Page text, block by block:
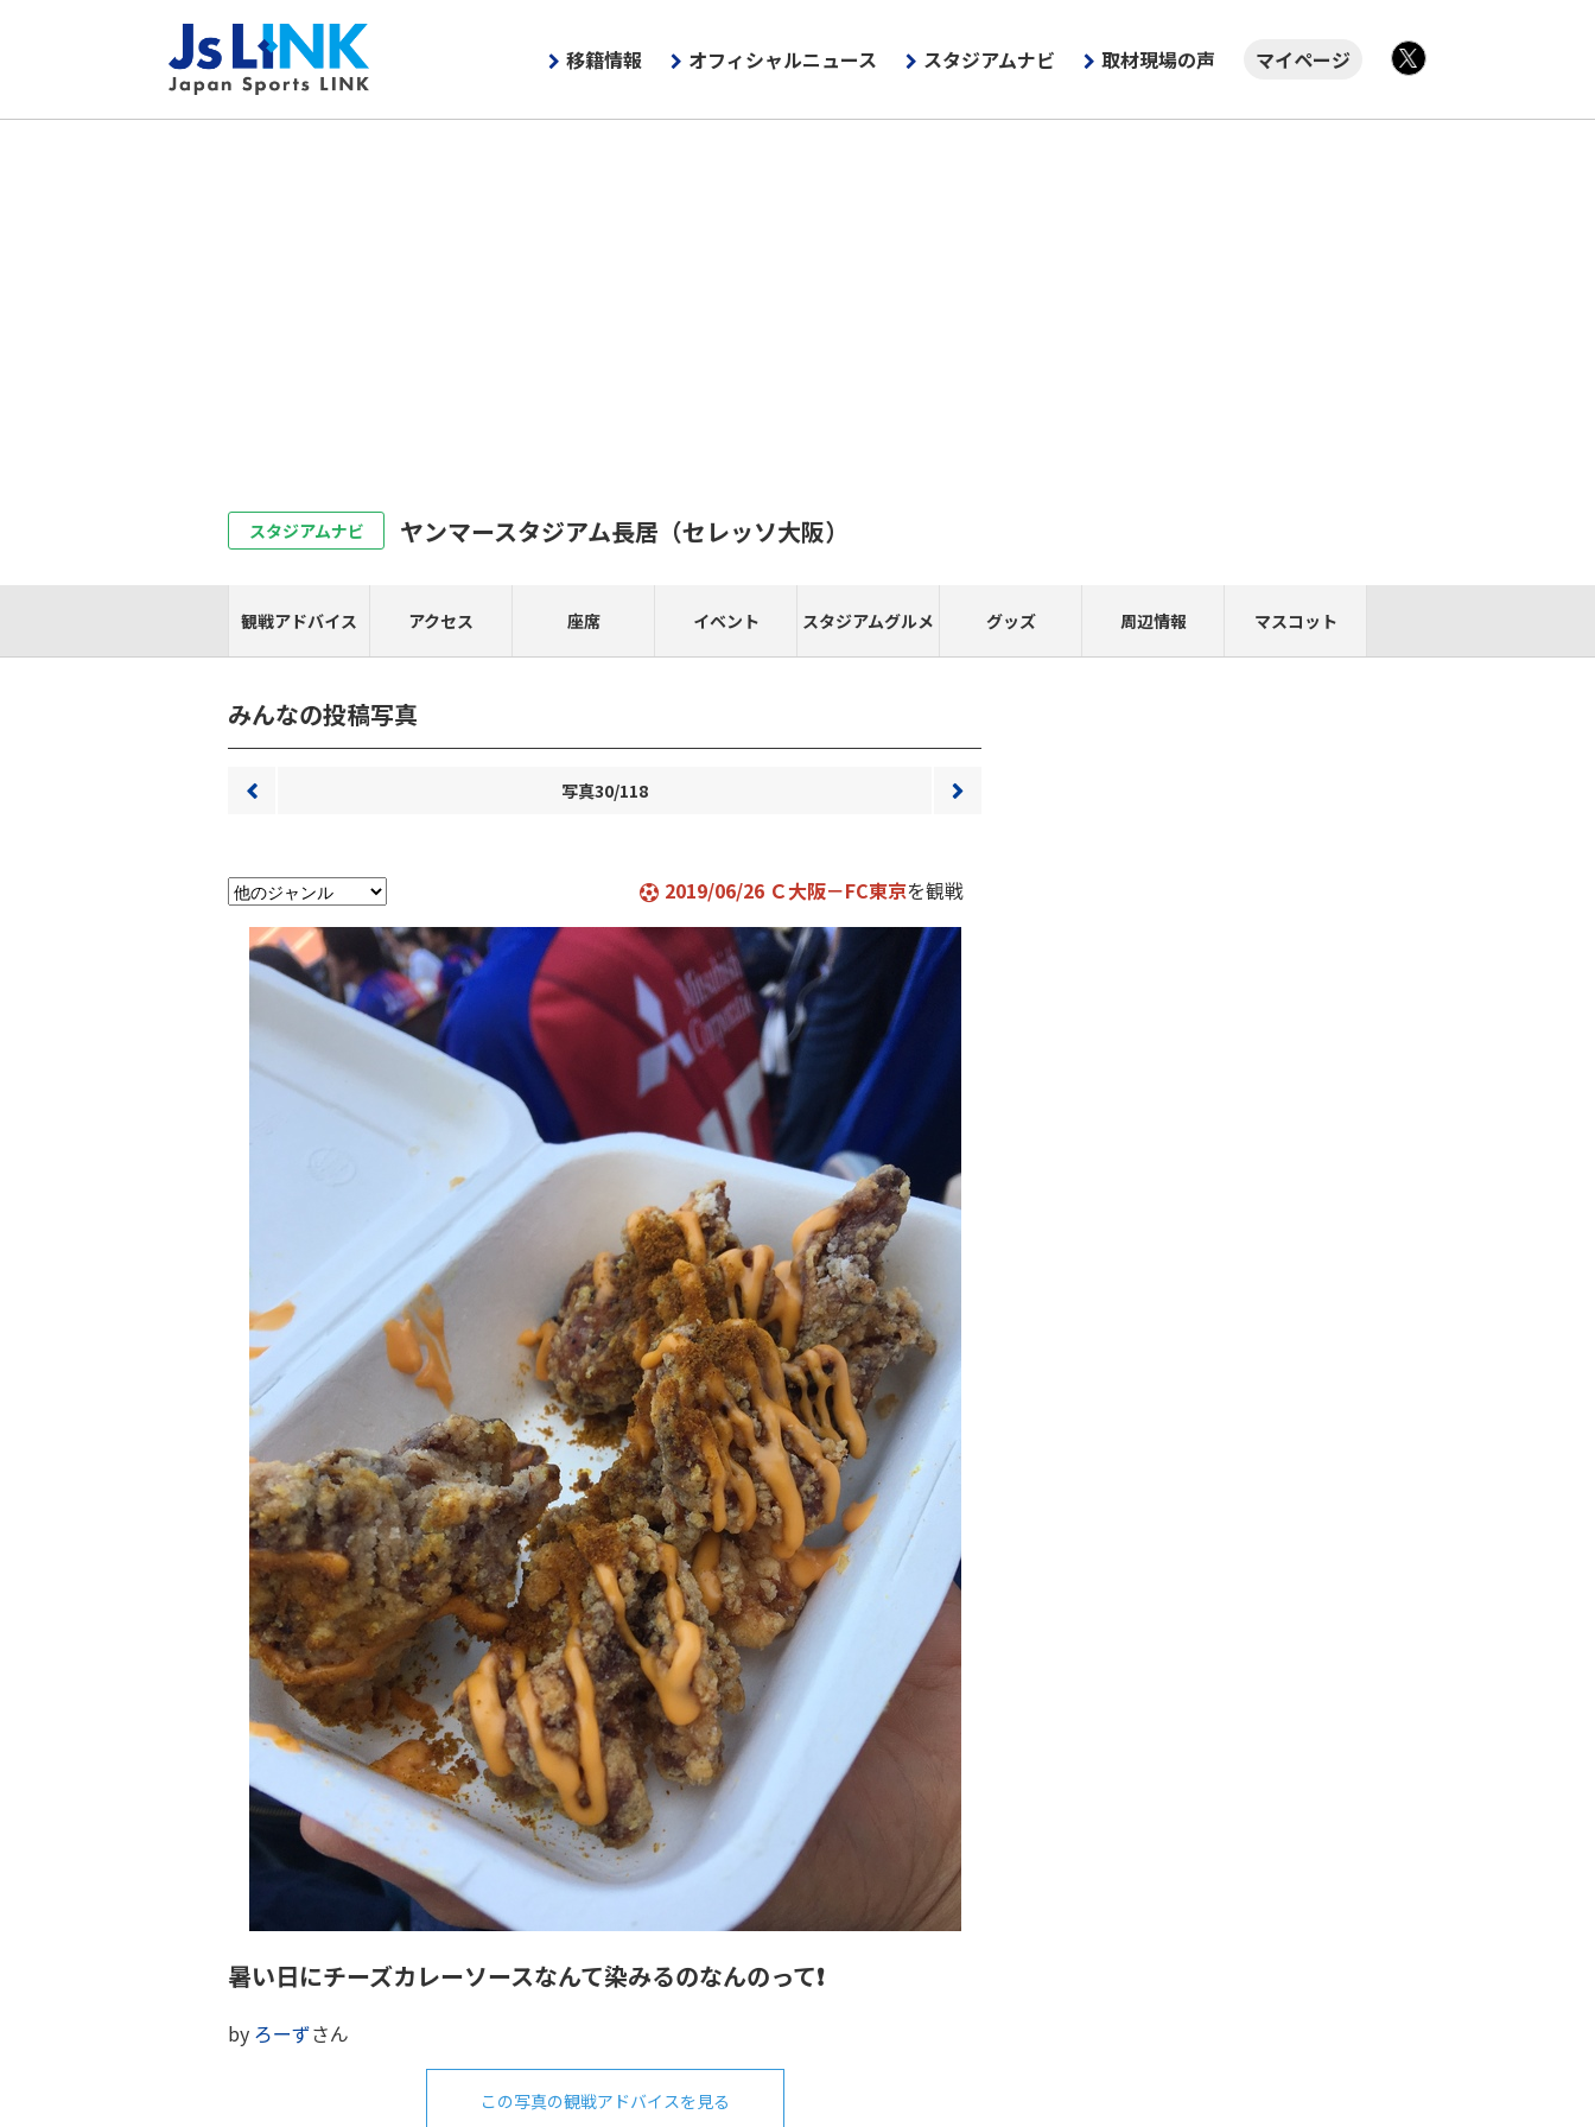
移籍情報 オフィシャルニュース スタジアムナビ 取材現場の声
マイページ
スタジアムナビ ヤンマースタジアム長居 （セレッソ大阪）
観戦アドバイス アクセス 座席 イベント スタジアムグルメ グッズ 周辺情報 マスコット
みんなの投稿写真
写真30/118
2019/06/26 Ｃ大阪－FC東京を観戦
暑い日にチーズカレーソースなんて染みるのなんのって❗️
by ろーずさん
この写真の観戦アドバイスを見る